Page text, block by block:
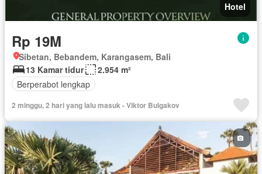
Hotel
Rp 19M
Sibetan, Bebandem, Karangasem, Bali
13 Kamar tidur
2.954 m²
Berperabot lengkap
2 minggu, 2 hari yang lalu masuk - Viktor Bulgakov